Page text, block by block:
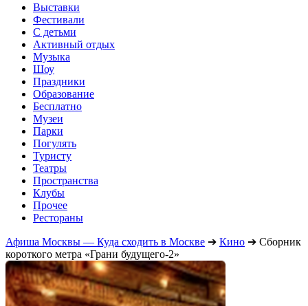
Выставки
Фестивали
С детьми
Активный отдых
Музыка
Шоу
Праздники
Образование
Бесплатно
Музеи
Парки
Погулять
Туристу
Театры
Пространства
Клубы
Прочее
Рестораны
Афиша Москвы — Куда сходить в Москве ➔ Кино ➔ Сборник
короткого метра «Грани будущего-2»